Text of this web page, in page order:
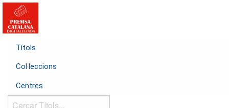
Títols
Col·leccions
Centres
Cercar